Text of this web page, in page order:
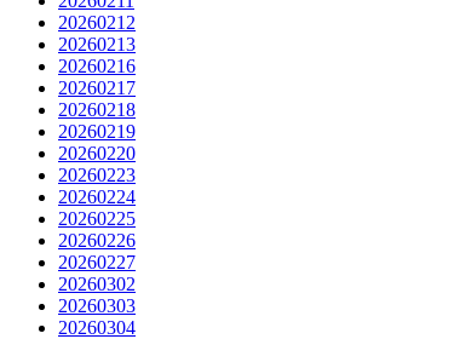
20260212
20260213
20260216
20260217
20260218
20260219
20260220
20260223
20260224
20260225
20260226
20260227
20260302
20260303
20260304